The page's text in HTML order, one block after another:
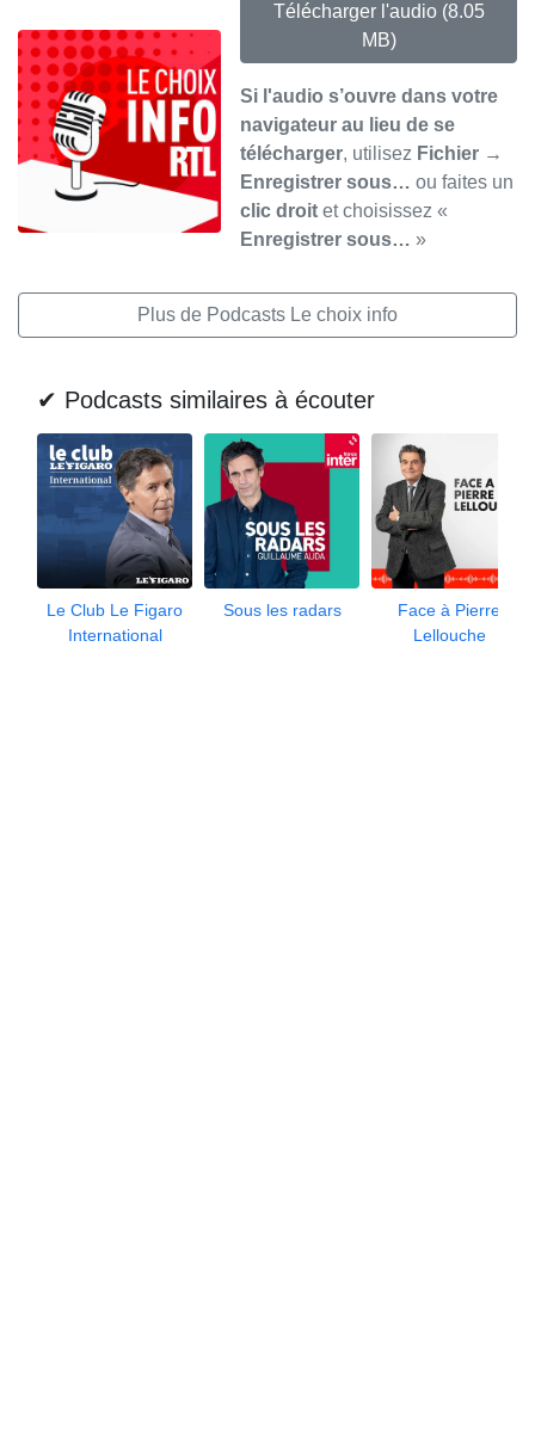
Télécharger l'audio (8.05
MB)
Si l'audio s’ouvre dans votre
navigateur au lieu de se
télécharger, utilisez Fichier →
Enregistrer sous… ou faites un
clic droit et choisissez «
Enregistrer sous… »
Plus de Podcasts Le choix info
✔ Podcasts similaires à écouter
Le Club Le Figaro
International
Sous les radars
Face à Pierre
Lellouche